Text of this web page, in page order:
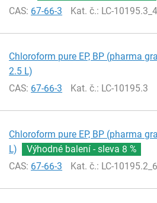
CAS: 67-66-3 Kat. č.: LC-10195.3_4
Chloroform pure EP, BP (pharma
2.5 L)
CAS: 67-66-3 Kat. č.: LC-10195.3
Chloroform pure EP, BP (pharma
L)
Výhodné balení - sleva 8 %
CAS: 67-66-3 Kat. č.: LC-10195.2_6